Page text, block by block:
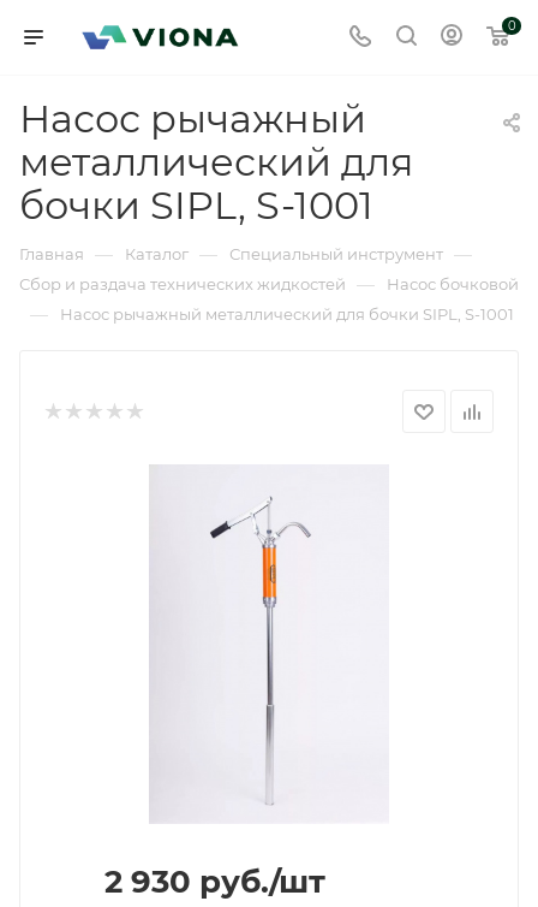
0
Насос рычажный
металлический для
бочки SIPL, S-1001
Главная — Каталог — Специальный инструмент —
Сбор и раздача технических жидкостей — Насос бочковой
— Насос рычажный металлический для бочки SIPL, S-1001
2 930 руб./шт